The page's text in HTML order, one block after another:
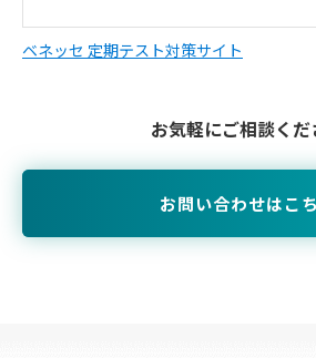
ベネッセ 定期テスト対策サイト
お気軽にご相談くだ
お問い合わせはこ